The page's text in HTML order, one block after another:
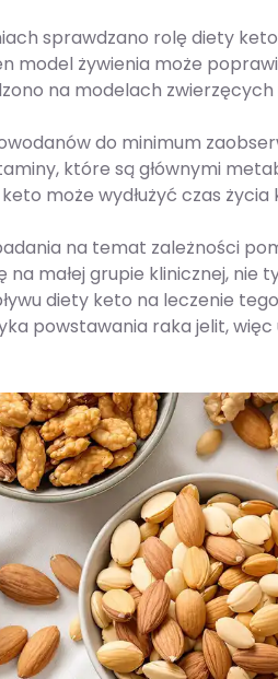
sprawdzano rolę diety
model żywienia może
na modelach zwierzęcych
do minimum
które są głównymi
może wydłużyć czas
na temat zależności
małej grupie klinicznej, nie
diety keto na leczenie
powstawania raka jelit,